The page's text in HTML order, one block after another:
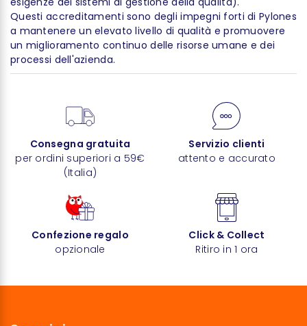
Questi accreditamenti sono degli impegni forti di Pylones
a mantenere un elevato livello di qualità e promuovere
un miglioramento continuo delle risorse umane e dei
processi dell'azienda.
Consegna gratuita
per ordini superiori a 59€
(Italia)
Servizio clienti
attento e accurato
Confezione regalo
opzionale
Click & Collect
Ritiro in 1 ora